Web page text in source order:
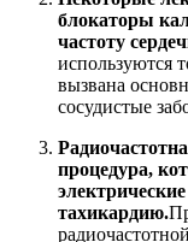
блокаторы
частоту
используются
вызвана
сосудистые
процедура,
тахикардию.